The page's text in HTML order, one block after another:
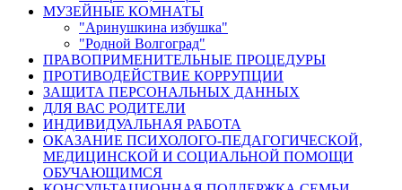
МУЗЕЙНЫЕ КОМНАТЫ
"Аринушкина избушка"
"Родной Волгоград"
ПРАВОПРИМЕНИТЕЛЬНЫЕ ПРОЦЕДУРЫ
ПРОТИВОДЕЙСТВИЕ КОРРУПЦИИ
ЗАЩИТА ПЕРСОНАЛЬНЫХ ДАННЫХ
ДЛЯ ВАС РОДИТЕЛИ
ИНДИВИДУАЛЬНАЯ РАБОТА
ОКАЗАНИЕ ПСИХОЛОГО-ПЕДАГОГИЧЕСКОЙ,
МЕДИЦИНСКОЙ И СОЦИАЛЬНОЙ ПОМОЩИ
ОБУЧАЮЩИМСЯ